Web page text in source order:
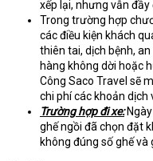
xếp lại, nhưng vẫn
Trong trường hợp
các điều kiện khách
thiên tai, dịch bệnh,
hàng không dời hoặc
Công Saco Travel sẽ
chi phí các khoản dịch
Trường hợp đi xe:Ngày
ghế ngồi đã chọn đặt
không đúng số ghế